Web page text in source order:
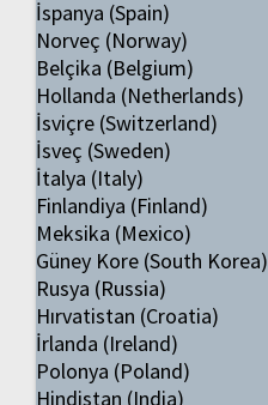
İspanya (Spain)
Norveç (Norway)
Belçika (Belgium)
Hollanda (Netherlands)
İsviçre (Switzerland)
İsveç (Sweden)
İtalya (Italy)
Finlandiya (Finland)
Meksika (Mexico)
Güney Kore (South Korea)
Rusya (Russia)
Hırvatistan (Croatia)
İrlanda (Ireland)
Polonya (Poland)
Hindistan (India)